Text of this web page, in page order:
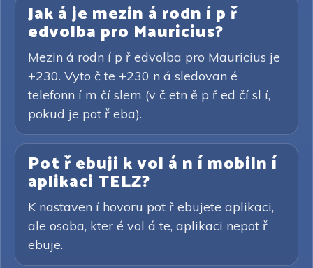
Jak á je mezin á rodn í p ř
edvolba pro Mauricius?
Mezin á rodn í p ř edvolba pro Mauricius je
+230. Vyto č te +230 n á sledovan é
telefonn í m čí slem (v č etn ě p ř ed čí sl í,
pokud je pot ř eba).
Pot ř ebuji k vol á n í mobiln í
aplikaci TELZ?
K nastaven í hovoru pot ř ebujete aplikaci,
ale osoba, kter é vol á te, aplikaci nepot ř
ebuje.